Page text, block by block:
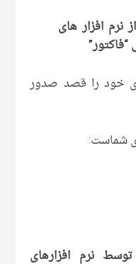
نرم افزار های
خود را قصد صدور
نرم افزارهای